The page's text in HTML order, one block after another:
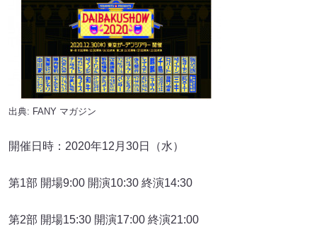
出典: FANY マガジン
開催日時：2020年12月30日（水）
第1部 開場9:00 開演10:30 終演14:30
第2部 開場15:30 開演17:00 終演21:00